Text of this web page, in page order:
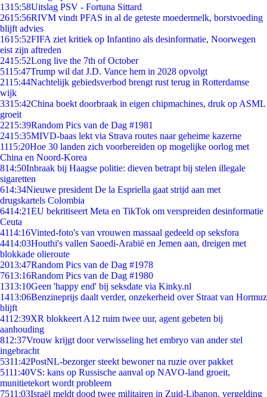
1315:58Uitslag PSV - Fortuna Sittard
2615:56RIVM vindt PFAS in al de geteste moedermelk, borstvoeding
blijft advies
1615:52FIFA ziet kritiek op Infantino als desinformatie, Noorwegen
eist zijn aftreden
2415:52Long live the 7th of October
5115:47Trump wil dat J.D. Vance hem in 2028 opvolgt
2115:44Nachtelijk gebiedsverbod brengt rust terug in Rotterdamse
wijk
3315:42China boekt doorbraak in eigen chipmachines, druk op ASML
groeit
2215:39Random Pics van de Dag #1981
2415:35MIVD-baas lekt via Strava routes naar geheime kazerne
1115:20Hoe 30 landen zich voorbereiden op mogelijke oorlog met
China en Noord-Korea
814:50Inbraak bij Haagse politie: dieven betrapt bij stelen illegale
sigaretten
614:34Nieuwe president De la Espriella gaat strijd aan met
drugskartels Colombia
6414:21EU bekritiseert Meta en TikTok om verspreiden desinformatie
Ceuta
4114:16Vinted-foto's van vrouwen massaal gedeeld op seksfora
4414:03Houthi's vallen Saoedi-Arabië en Jemen aan, dreigen met
blokkade olieroute
2013:47Random Pics van de Dag #1978
7613:16Random Pics van de Dag #1980
1313:10Geen 'happy end' bij seksdate via Kinky.nl
1413:06Benzineprijs daalt verder, onzekerheid over Straat van Hormuz
blijft
4112:39XR blokkeert A12 ruim twee uur, agent gebeten bij
aanhouding
812:37Vrouw krijgt door verwisseling het embryo van ander stel
ingebracht
5311:42PostNL-bezorger steekt bewoner na ruzie over pakket
5111:40VS: kans op Russische aanval op NAVO-land groeit,
munitietekort wordt probleem
7511:03Israël meldt dood twee militairen in Zuid-Libanon, vergelding